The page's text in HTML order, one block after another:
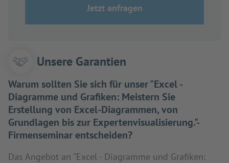
Jetzt anfragen
Unsere Garantien
Warum sollten Sie sich für unser "Excel -
Diagramme und Grafiken: Meistern Sie
Erstellung von Excel-Diagrammen, von
Grundlagen bis zur Expertenvisualisierung."-
Firmenseminar entscheiden?
Das Angebot an "Excel - Diagramme und Grafiken: